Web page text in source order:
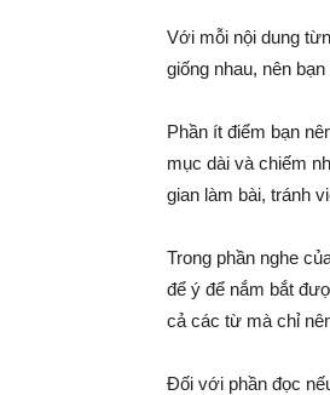
Với mỗi nội dung
giống nhau, nên
Phần ít điểm bạn
mục dài và chiếm
gian làm bài, tránh
Trong phần nghe
để ý để nắm bắt
cả các từ mà chỉ
Đối với phần đọc